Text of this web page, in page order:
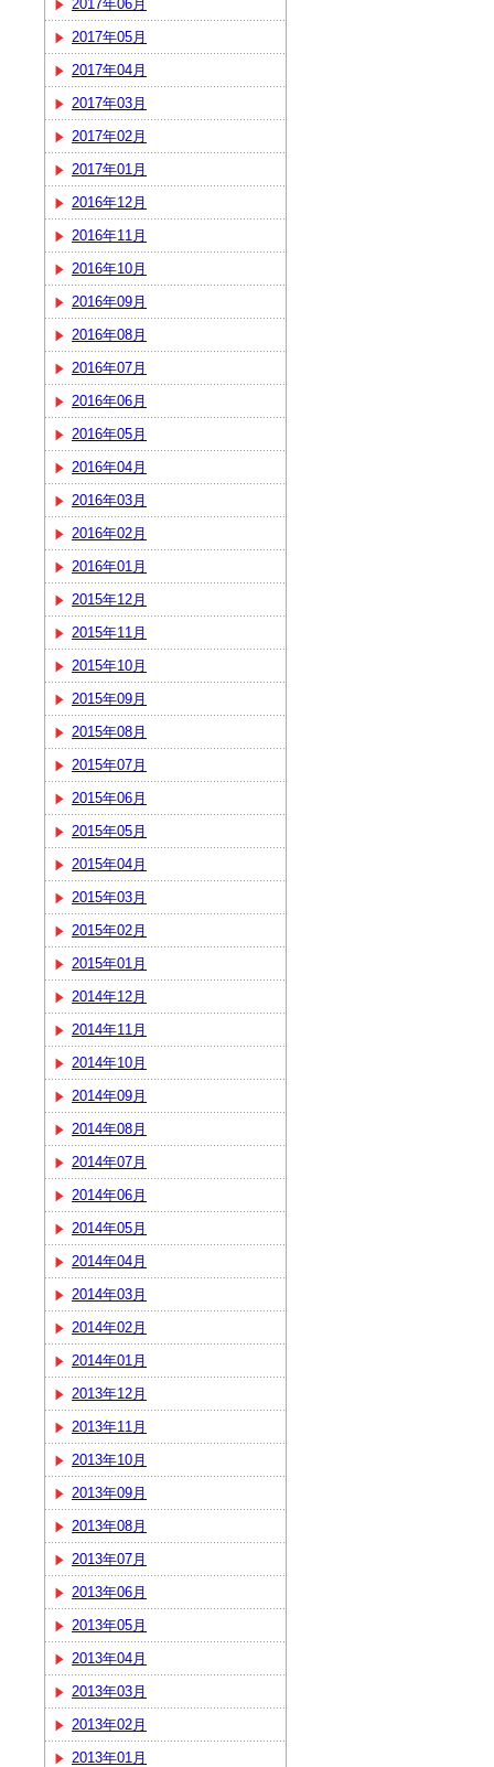
2017年06月
2017年05月
2017年04月
2017年03月
2017年02月
2017年01月
2016年12月
2016年11月
2016年10月
2016年09月
2016年08月
2016年07月
2016年06月
2016年05月
2016年04月
2016年03月
2016年02月
2016年01月
2015年12月
2015年11月
2015年10月
2015年09月
2015年08月
2015年07月
2015年06月
2015年05月
2015年04月
2015年03月
2015年02月
2015年01月
2014年12月
2014年11月
2014年10月
2014年09月
2014年08月
2014年07月
2014年06月
2014年05月
2014年04月
2014年03月
2014年02月
2014年01月
2013年12月
2013年11月
2013年10月
2013年09月
2013年08月
2013年07月
2013年06月
2013年05月
2013年04月
2013年03月
2013年02月
2013年01月